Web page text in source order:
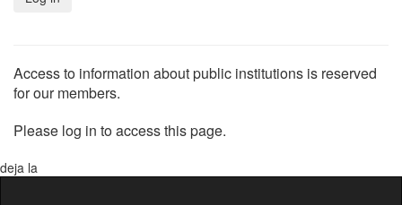
Access to information about public institutions is reserved
for our members.
Please log in to access this page.
deja la